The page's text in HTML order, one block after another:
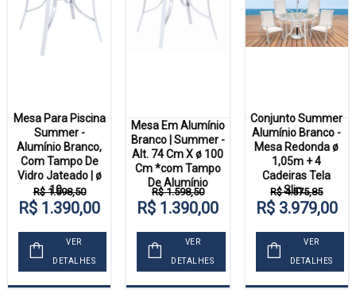
Mesa Para Piscina
Summer -
Alumínio Branco,
Com Tampo De
Vidro Jateado | ø
10...
R$ 1.598,50
R$ 1.390,00
VER
DETALHES
Mesa Em Alumínio
Branco | Summer -
Alt. 74 Cm X ø 100
Cm *com Tampo
De Alumínio
R$ 1.598,50
R$ 1.390,00
VER
DETALHES
Conjunto Summer
Alumínio Branco -
Mesa Redonda ø
1,05m + 4
Cadeiras Tela
Slin...
R$ 4.575,85
R$ 3.979,00
VER
DETALHES